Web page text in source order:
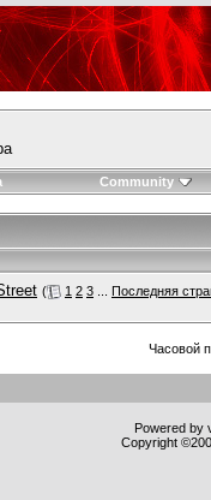
Community
( 1 2 3
Последняя
Часовой
Powered by
Copyright